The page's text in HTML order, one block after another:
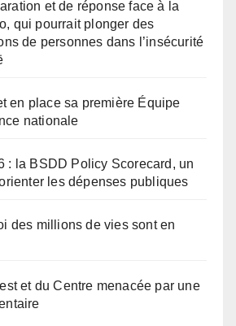
et de réponse face à la
qui pourrait plonger des
de personnes dans l’insécurité
en place sa première Équipe
nationale
: la BSDD Policy Scorecard, un
les dépenses publiques
des millions de vies sont en
et du Centre menacée par une